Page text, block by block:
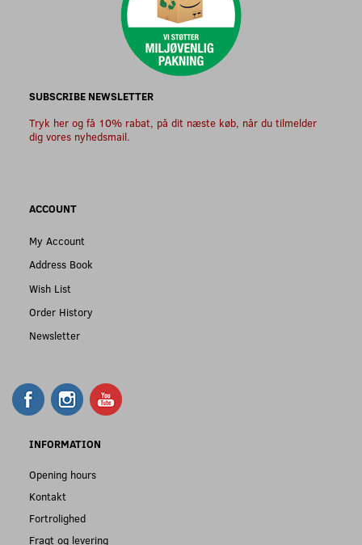
SUBSCRIBE NEWSLETTER
Tryk her og få 10% rabat, på dit næste køb, når du tilmelder
dig vores nyhedsmail.
ACCOUNT
My Account
Address Book
Wish List
Order History
Newsletter
INFORMATION
Opening hours
Kontakt
Fortrolighed
Fragt og levering